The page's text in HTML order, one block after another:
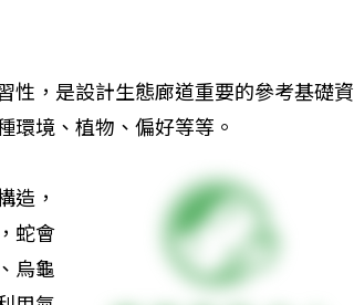
性，是設計生態廊道重要的參考基礎資
環境、植物、偏好等等。
造，
蛇會
烏龜